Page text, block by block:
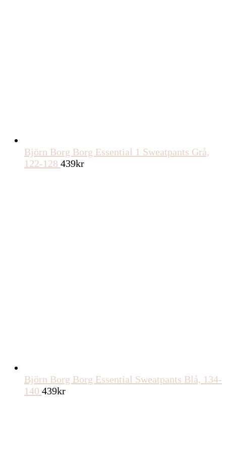
Björn Borg Borg Essential 1 Sweatpants Grå,
122-128 439kr
Björn Borg Borg Essential Sweatpants Blå, 134-
140 439kr